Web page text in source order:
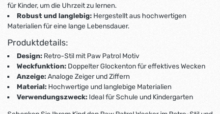
für Kinder, um die Uhrzeit zu lernen.
Robust und langlebig: Hergestellt aus hochwertigen
Materialien für eine lange Lebensdauer.
Produktdetails:
Design: Retro-Stil mit Paw Patrol Motiv
Weckfunktion: Doppelter Glockenton für effektives Wecken
Anzeige:Analoge Zeiger und Ziffern
Material: Hochwertige und langlebige Materialien
Verwendungszweck: Ideal für Schule und Kindergarten